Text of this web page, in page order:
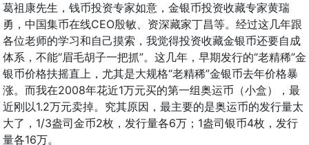
葛祖康先生，钱币投资专家如意，金银币投资收藏专家黄瑞
勇，中国集币在线CEO殷敏、资深藏家丁昌等。经过这几年跟
各位老师的学习和自己摸索，我觉得投资收藏金银币还要自成
体系，不能“眉毛胡子一把抓”。这几年，早期发行的“老精稀”金
银币价格扶摇直上，尤其是大规格“老精稀”金银币去年价格暴
涨。而我在2008年花近1万元买的第一组奥运币（小盒），最
近刚以1.2万元卖掉。究其原因，最主要的是奥运币的发行量太
大了，1/3盎司金币2枚，发行量各6万；1盎司银币4枚，发行
量各16万。